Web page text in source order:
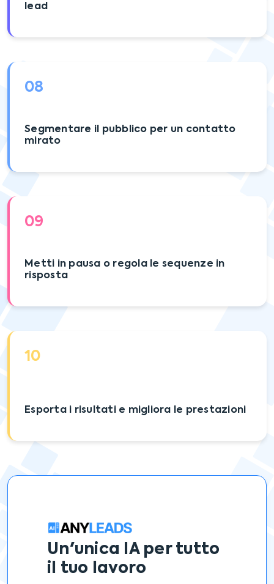
lead
08
Segmentare il pubblico per un contatto
mirato
09
Metti in pausa o regola le sequenze in
risposta
10
Esporta i risultati e migliora le prestazioni
Un'unica IAper tutto
il tuo lavoro